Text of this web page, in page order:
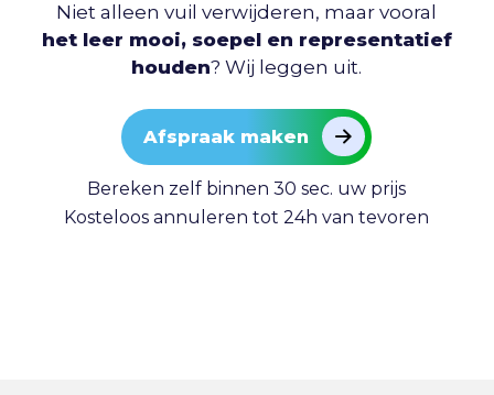
Niet alleen vuil verwijderen, maar vooral
het leer mooi, soepel en representatief
houden? Wij leggen uit.
Afspraak maken
Bereken zelf binnen 30 sec. uw prijs
Kosteloos annuleren tot 24h van tevoren